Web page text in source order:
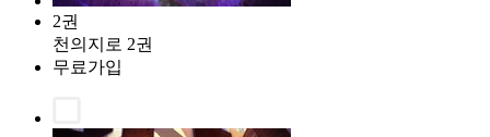
2권
천의지로 2권
무료가입